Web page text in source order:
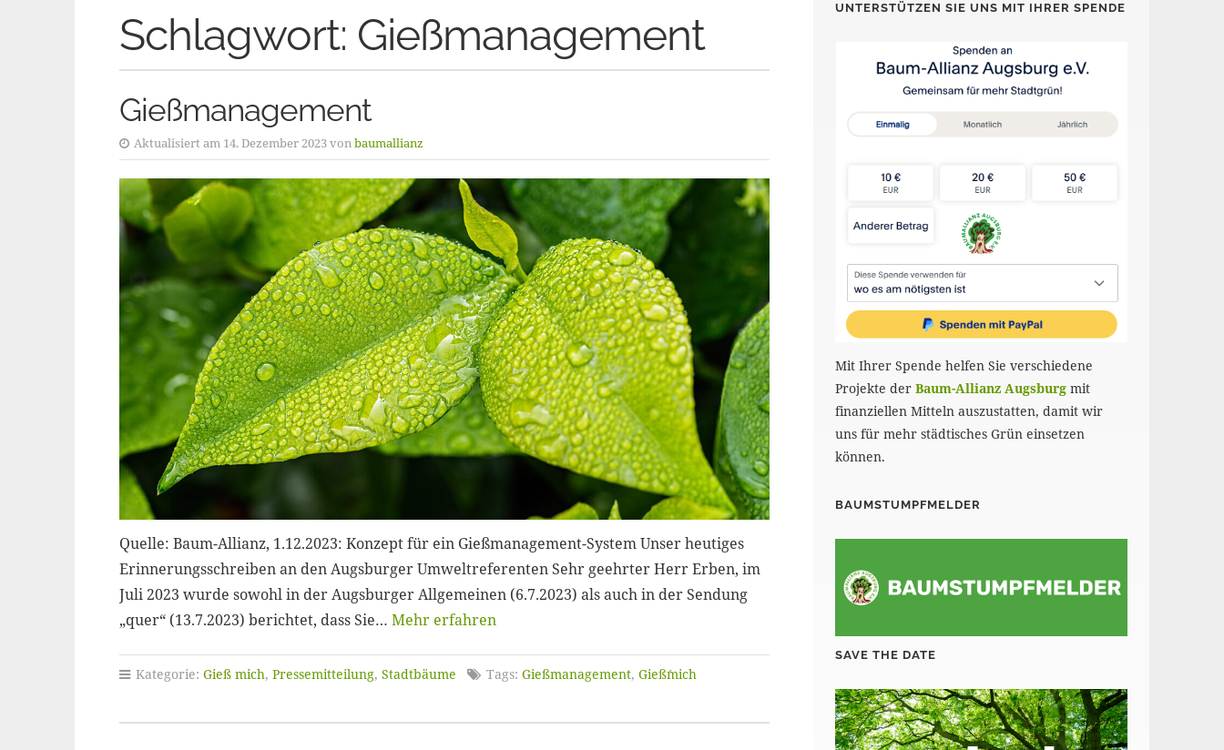
Schlagwort: Gießmanagement
Gießmanagement
Aktualisiert am 14. Dezember 2023 vonbaumallianz
Quelle: Baum-Allianz, 1.12.2023: Konzept für ein Gießmanagement-System Unser heutiges
Erinnerungsschreiben an den Augsburger Umweltreferenten Sehr geehrter Herr Erben, im
Juli 2023 wurde sowohl in der Augsburger Allgemeinen (6.7.2023) als auch in der Sendung
„quer“ (13.7.2023) berichtet, dass Sie… Mehr erfahren
Kategorie: Gieß mich, Pressemitteilung, Stadtbäume Tags: Gießmanagement, Gieß´mich
UNTERSTÜTZEN SIE UNS MIT IHRER SPENDE
Mit Ihrer Spende helfen Sie verschiedene
Projekte derBaum-Allianz Augsburg mit
finanziellen Mitteln auszustatten, damit wir
uns für mehr städtisches Grün einsetzen
können.
BAUMSTUMPFMELDER
SAVE THE DATE